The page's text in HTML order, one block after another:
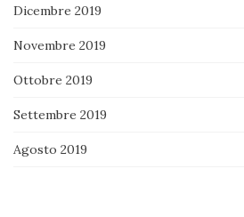
Dicembre 2019
Novembre 2019
Ottobre 2019
Settembre 2019
Agosto 2019